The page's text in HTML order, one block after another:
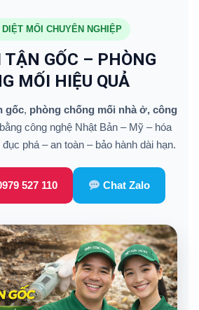
DIỆT MỐI CHUYÊN NGHIỆP
TẬN GỐC – PHÒNG
MỐI HIỆU QUẢ
gốc, phòng chống mối nhà ở, công
công nghệ Nhật Bản – Mỹ – hóa
phá – an toàn – bảo hành dài hạn.
527 110 Chat Zalo